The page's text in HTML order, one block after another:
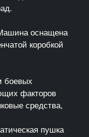
оснащена
коробкой
боевых
факторов
средства,
пушка